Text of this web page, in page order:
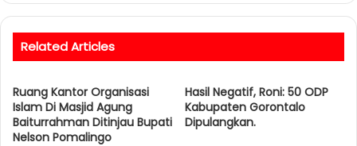
b
s
e
Related Articles
Ruang Kantor Organisasi
Islam Di Masjid Agung
Baiturrahman Ditinjau Bupati
Nelson Pomalingo
Hasil Negatif, Roni: 50 ODP
Kabupaten Gorontalo
Dipulangkan.